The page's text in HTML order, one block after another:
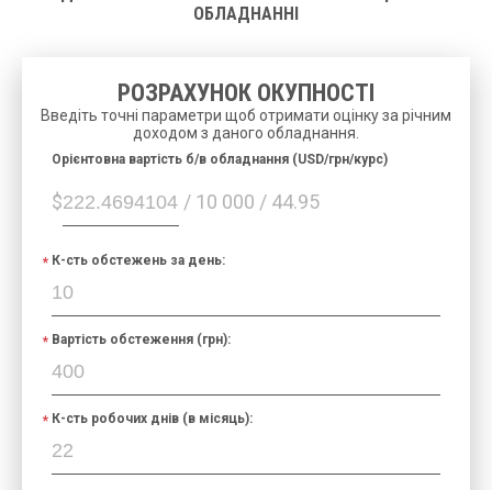
ОБЛАДНАННІ
РОЗРАХУНОК ОКУПНОСТІ
Введіть точні параметри щоб отримати оцінку за річним
доходом з даного обладнання.
$ / 10 000 / 44.95
Орієнтовна вартість б/в обладнання (USD/грн/курс)
К-сть обстежень за день:
Вартість обстеження (грн):
К-сть робочих днів (в місяць):